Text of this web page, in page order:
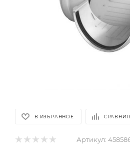
В ИЗБРАННОЕ
Артикул: